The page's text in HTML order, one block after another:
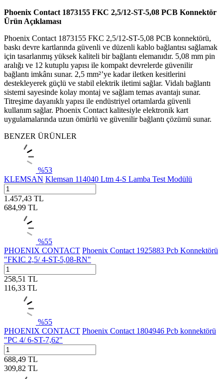
Phoenix Contact 1873155 FKC 2,5/12-ST-5,08 PCB Konnektör
Ürün Açıklaması
Phoenix Contact 1873155 FKC 2,5/12-ST-5,08 PCB konnektörü,
baskı devre kartlarında güvenli ve düzenli kablo bağlantısı sağlamak
için tasarlanmış yüksek kaliteli bir bağlantı elemanıdır. 5,08 mm pin
aralığı ve 12 kutuplu yapısı ile kompakt devrelerde güvenilir
bağlantı imkânı sunar. 2,5 mm²’ye kadar iletken kesitlerini
destekleyerek güçlü ve stabil elektrik iletimi sağlar. Vidalı bağlantı
sistemi sayesinde kolay montaj ve sağlam temas avantajı sunar.
Titreşime dayanıklı yapısı ile endüstriyel ortamlarda güvenli
kullanım sağlar. Phoenix Contact kalitesiyle elektronik kart
uygulamalarında uzun ömürlü ve güvenilir bağlantı çözümü sunar.
BENZER ÜRÜNLER
%53
KLEMSAN Klemsan 114040 Ltm 4-S Lamba Test Modülü
1.457,43 TL
684,99 TL
%55
PHOENIX CONTACT Phoenix Contact 1925883 Pcb Konnektörü
"FKIC 2,5/ 4-ST-5,08-RN"
258,51 TL
116,33 TL
%55
PHOENIX CONTACT Phoenix Contact 1804946 Pcb konnektörü
"PC 4/ 6-ST-7,62"
688,49 TL
309,82 TL